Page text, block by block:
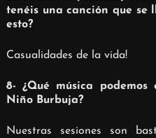
tenéis una canción que se
esto?
Casualidades de la vida!
8- ¿Qué música
Niño Burbuja?
Nuestras sesiones son